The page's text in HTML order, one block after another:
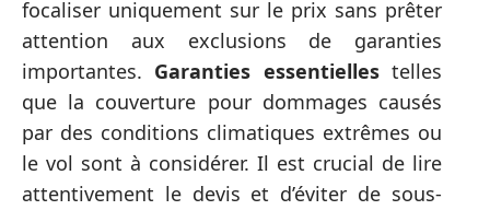
focaliser uniquement sur le prix sans prêter
attention aux exclusions de garanties
importantes. Garanties essentiellestelles
que la couverture pour dommages causés
par des conditions climatiques extrêmes ou
le vol sont à considérer. Il est crucial de lire
attentivement le devis et d’éviter de sous-